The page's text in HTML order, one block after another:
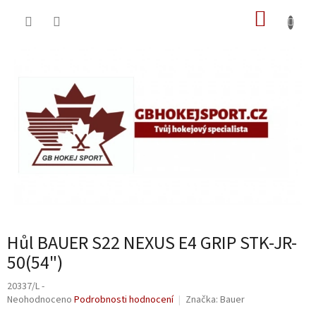
Hůl BAUER S22 NEXUS E4 GRIP STK-JR-
50(54")
20337/L -
Průměrné
Neohodnoceno Podrobnosti hodnocení Značka: Bauer